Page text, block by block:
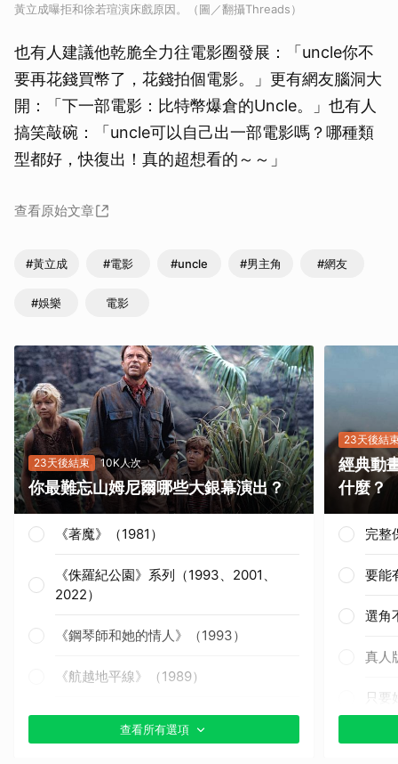
黃立成曝拒和徐若瑄演床戲原因。（圖／翻攝Threads）
也有人建議他乾脆全力往電影圈發展：「uncle你不
要再花錢買幣了，花錢拍個電影。」更有網友腦洞大
開：「下一部電影：比特幣爆倉的Uncle。」也有人
搞笑敲碗：「uncle可以自己出一部電影嗎？哪種類
型都好，快復出！真的超想看的～～」
查看原始文章
#黃立成 #電影 #uncle #男主角 #網友
#娛樂 電影
23天後結束 10K人次
你最難忘山姆尼爾哪些大銀幕演出？
《著魔》（1981）
《侏羅紀公園》系列（1993、2001、
2022）
《鋼琴師和她的情人》（1993）
《航越地平線》（1989）
《獵殺紅色十月》（1990）
查看所有選項
23天後結
經典動
什麼？
完整
要能
選角
真人
只要